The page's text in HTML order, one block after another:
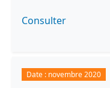
Consulter
Date : novembre 2020